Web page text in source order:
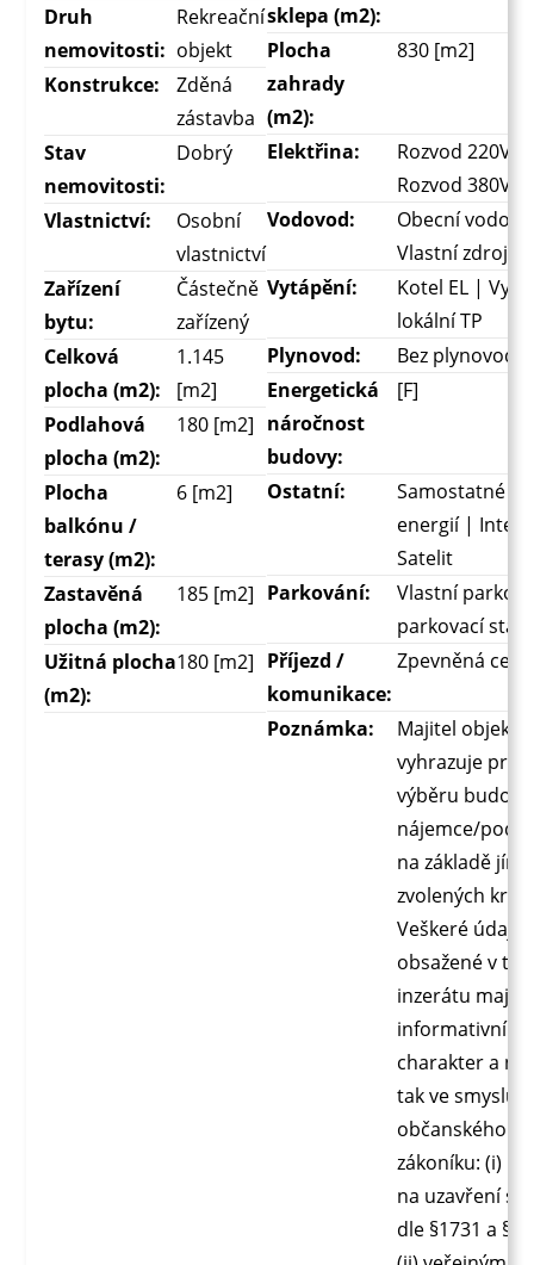
Druh
nemovitosti:
Rekreační
objekt
Konstrukce:
Zděná
zástavba
Stav
nemovitosti:
Dobrý
Vlastnictví:
Osobní
vlastnictví
Zařízení
bytu:
Částečně
zařízený
Celková
plocha (m2):
1.145
[m2]
Podlahová
plocha (m2):
180 [m2]
Plocha
balkónu /
terasy (m2):
6 [m2]
Zastavěná
plocha (m2):
185 [m2]
Užitná plocha
(m2):
180 [m2]
sklepa (m2):
Plocha
zahrady
(m2):
830 [m2]
Elektřina:
Rozvod 220V |
Rozvod 380V
Vodovod:
Obecní
Vlastní zdroj
Vytápění:
Kotel EL |
lokální TP
Plynovod:
Bez plynovodu
Energetická
náročnost
budovy:
[F]
Ostatní:
Samostatné
energií |
Satelit
Parkování:
Vlastní
parkovací stání
Příjezd /
komunikace:
Zpevněná
Poznámka:
Majitel objektu
vyhrazuje
výběru
nájemce/
na základě jím
zvolených
Veškeré údaje
obsažené v
inzerátu mají
informativní
charakter a
tak ve smyslu
občanského
zákoníku: (i)
na uzavření
dle §1731 a